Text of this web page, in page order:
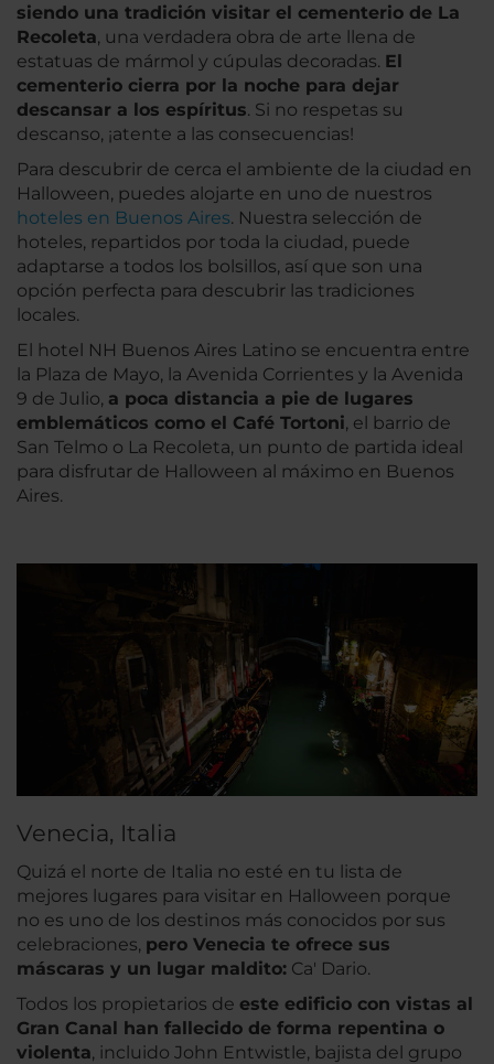
siendo una tradición visitar el cementerio de La
Recoleta, una verdadera obra de arte llena de
estatuas de mármol y cúpulas decoradas. El
cementerio cierra por la noche para dejar
descansar a los espíritus. Si no respetas su
descanso, ¡atente a las consecuencias!
Para descubrir de cerca el ambiente de la ciudad en
Halloween, puedes alojarte en uno de nuestros
hoteles en Buenos Aires. Nuestra selección de
hoteles, repartidos por toda la ciudad, puede
adaptarse a todos los bolsillos, así que son una
opción perfecta para descubrir las tradiciones
locales.
El hotel NH Buenos Aires Latino se encuentra entre
la Plaza de Mayo, la Avenida Corrientes y la Avenida
9 de Julio, a poca distancia a pie de lugares
emblemáticos como el Café Tortoni, el barrio de
San Telmo o La Recoleta, un punto de partida ideal
para disfrutar de Halloween al máximo en Buenos
Aires.
Venecia, Italia
Quizá el norte de Italia no esté en tu lista de
mejores lugares para visitar en Halloween porque
no es uno de los destinos más conocidos por sus
celebraciones, pero Venecia te ofrece sus
máscaras y un lugar maldito: Ca' Dario.
Todos los propietarios de este edificio con vistas al
Gran Canal han fallecido de forma repentina o
violenta, incluido John Entwistle, bajista del grupo